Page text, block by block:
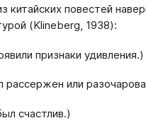
повестей
(Klineberg, 1938):
признаки удивления.)
или
счастлив.)